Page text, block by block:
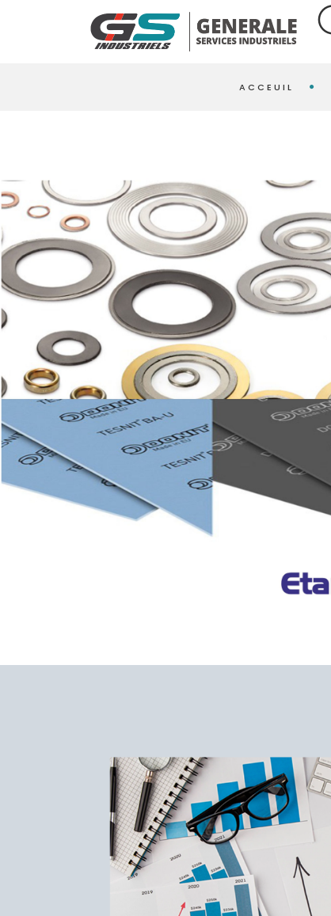
ACCEUIL